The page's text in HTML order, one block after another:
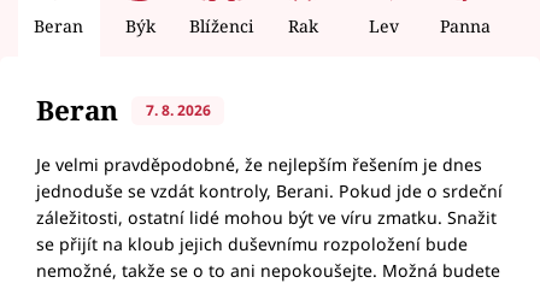
Beran Býk Blíženci Rak Lev Panna
Beran 7. 8. 2026
Je velmi pravděpodobné, že nejlepším řešením je dnes
jednoduše se vzdát kontroly, Berani. Pokud jde o srdeční
záležitosti, ostatní lidé mohou být ve víru zmatku. Snažit
se přijít na kloub jejich duševnímu rozpoložení bude
nemožné, takže se o to ani nepokoušejte. Možná budete